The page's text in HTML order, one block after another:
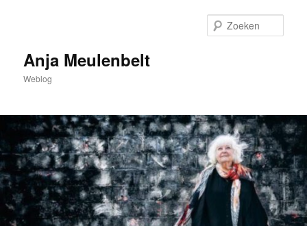
inhoud
inhoudAnja Meulenbelt
Weblog